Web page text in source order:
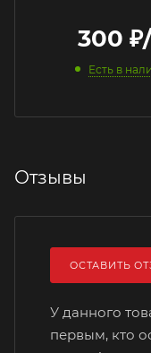
300 ₽
Есть в
Отзывы
ОСТАВИТЬ
У данного
первым, кто